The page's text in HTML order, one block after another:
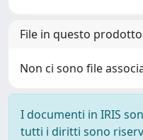
File in questo
Non ci sono file
I documenti in IRIS
tutti i diritti sono